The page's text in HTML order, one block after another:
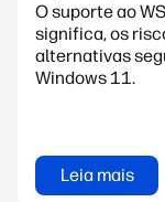
O suporte ao
significa, os
alternativas
Windows 11.
Leia mais